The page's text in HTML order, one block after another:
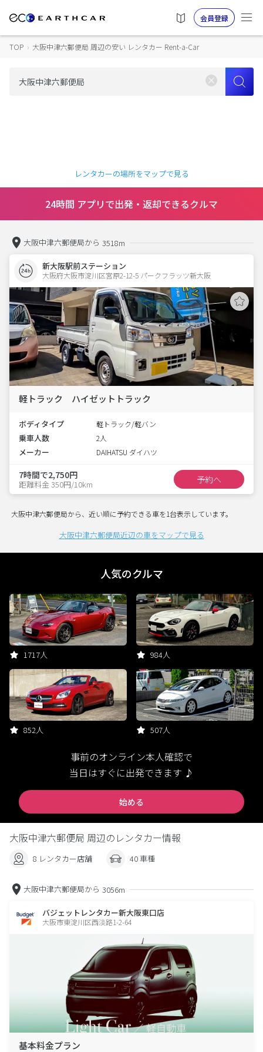
会員登録
TOP › 大阪中津六郵便局 周辺の安い レンタカー Rent-a-Car
レンタカーの場所をマップで見る
24時間 アプリで出発・返却できるクルマ
大阪中津六郵便局から 3518m
新大阪駅前ステーション
大阪府大阪市淀川区宮原2-12-5 パークフラッツ新大阪
軽トラック ハイゼットトラック
ボディタイプ 軽トラック/軽バン
乗車人数 2人
メーカー DAIHATSU ダイハツ
7時間で2,750円
距離料金 350円/10km 予約へ
大阪中津六郵便局から、近い順に予約できる車を1台表示しています。
大阪中津六郵便局近辺の車をマップで見る
人気のクルマ
1717人 984人
852人 507人
事前のオンライン本人確認で
当日はすぐに出発できます ♪
始める
大阪中津六郵便局 周辺のレンタカー情報
8 レンタカー店舗 40 車種
大阪中津六郵便局から 3056m
バジェットレンタカー新大阪東口店
大阪市東淀川区西淡路1-2-64
基本料金プラン